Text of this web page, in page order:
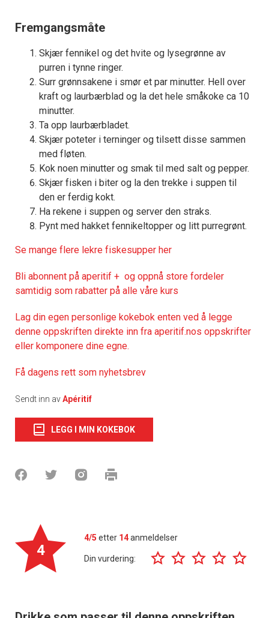
Fremgangsmåte
Skjær fennikel og det hvite og lysegrønne av
purren i tynne ringer.
Surr grønnsakene i smør et par minutter. Hell over
kraft og laurbærblad og la det hele småkoke ca 10
minutter.
Ta opp laurbærbladet.
Skjær poteter i terninger og tilsett disse sammen
med fløten.
Kok noen minutter og smak til med salt og pepper.
Skjær fisken i biter og la den trekke i suppen til
den er ferdig kokt.
Ha rekene i suppen og server den straks.
Pynt med hakket fennikeltopper og litt purregrønt.
Se mange flere lekre fiskesupper her
Bli abonnent på aperitif + og oppnå store fordeler
samtidig som rabatter på alle våre kurs
Lag din egen personlige kokebok enten ved å legge
denne oppskriften direkte inn fra aperitif.nos oppskrifter
eller komponere dine egne.
Få dagens rett som nyhetsbrev
Sendt inn avApéritif
LEGG I MIN KOKEBOK
4
4/5 etter 14anmeldelser
Din vurdering: